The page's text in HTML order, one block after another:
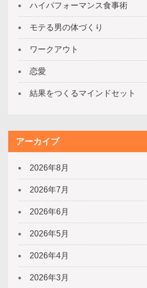
ハイパフォーマンス食事術
モテる男の体づくり
ワークアウト
恋愛
結果をつくるマインドセット
アーカイブ
2026年8月
2026年7月
2026年6月
2026年5月
2026年4月
2026年3月